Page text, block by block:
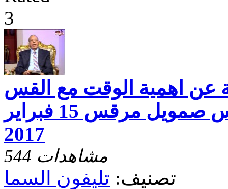
عن اهمية الوقت مع القس
فتحى جوده والقس صمويل مرقس 15 فبراير
2017
544 مشاهدات
تصنيف: تليفون السما